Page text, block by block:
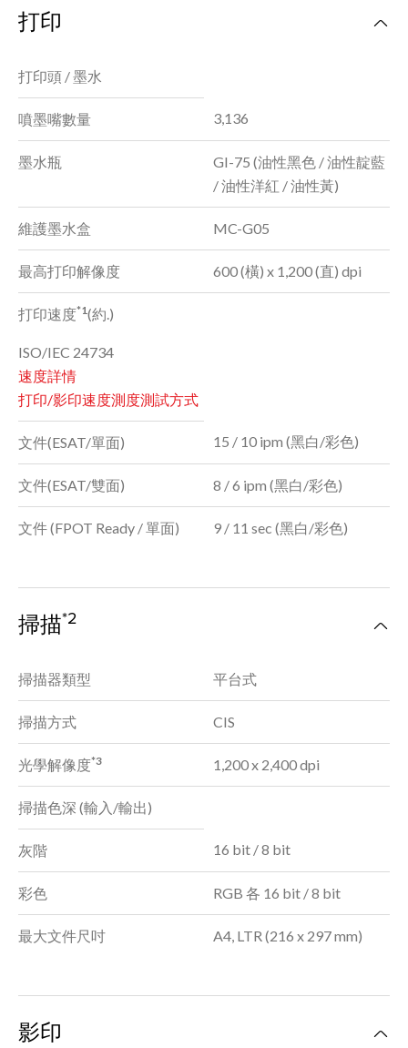
下載手冊
打印
打印頭 / 墨水
噴墨嘴數量 3,136
墨水瓶
GI-75 (油性黑色 / 油性靛藍
/ 油性洋紅 / 油性黃)
維護墨水盒 MC-G05
最高打印解像度 600 (橫) x 1,200 (直) dpi
打印速度*1(約.)
ISO/IEC 24734
速度詳情
打印/影印速度測度測試方式
文件(ESAT/單面) 15 / 10 ipm (黑白/彩色)
文件(ESAT/雙面) 8 / 6 ipm (黑白/彩色)
文件 (FPOT Ready / 單面) 9 / 11 sec (黑白/彩色)
掃描*2
掃描器類型 平台式
掃描方式 CIS
光學解像度*3 1,200 x 2,400 dpi
掃描色深 (輸入/輸出)
灰階 16 bit / 8 bit
彩色 RGB 各 16 bit / 8 bit
最大文件尺吋 A4, LTR (216 x 297 mm)
影印